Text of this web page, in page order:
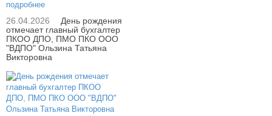
подробнее
26.04.2026
День рождения
отмечает главный бухгалтер
ПКОО ДПО, ПМО ПКО ООО
"ВДПО" Ользина Татьяна
Викторовна